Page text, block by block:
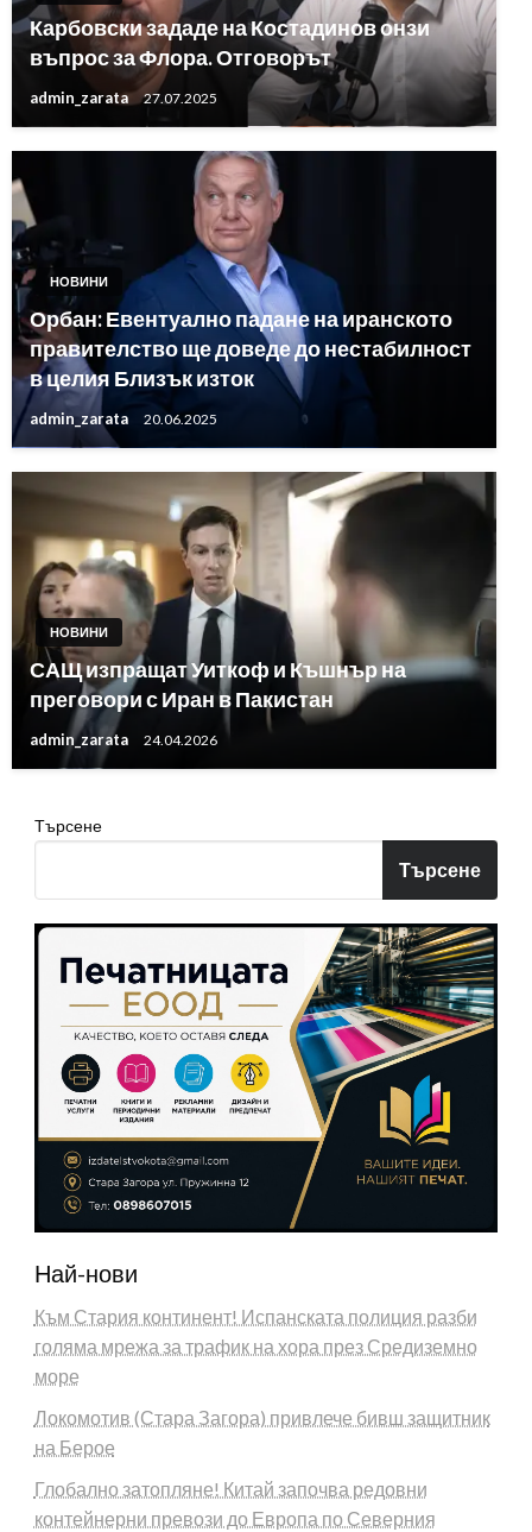
Карбовски зададе на Костадинов онзи
въпрос за Флора. Отговорът
admin_zarata 27.07.2025
НОВИНИ
Орбан: Евентуално падане на иранското
правителство ще доведе до нестабилност
в целия Близък изток
admin_zarata 20.06.2025
НОВИНИ
САЩ изпращат Уиткоф и Къшнър на
преговори с Иран в Пакистан
admin_zarata 24.04.2026
Търсене
Търсене
Най-нови
Към Стария континент! Испанската полиция разби
голяма мрежа за трафик на хора през Средиземно
море
Локомотив (Стара Загора) привлече бивш защитник
на Берое
Глобално затопляне! Китай започва редовни
контейнерни превози до Европа по Северния